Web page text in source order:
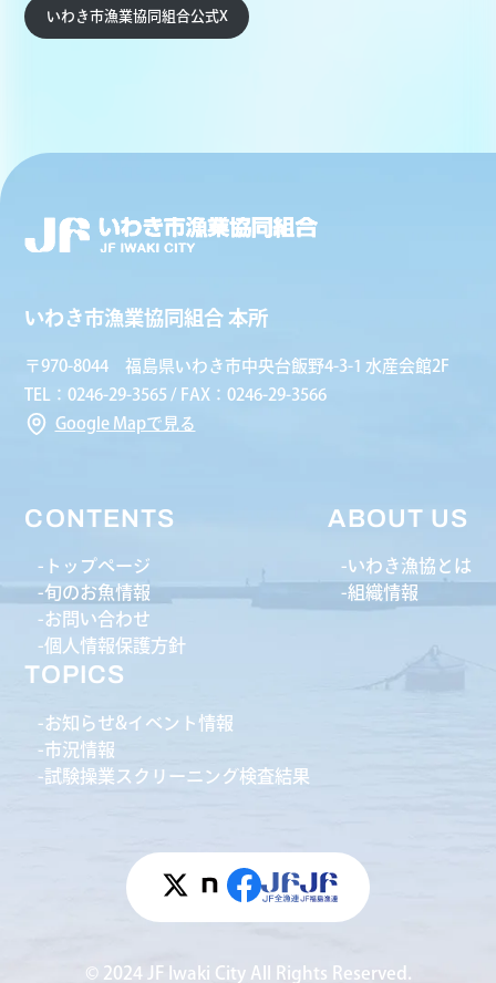
いわき市漁業協同組合公式X
いわき市漁業協同組合 本所
〒970-8044 福島県いわき市中央台飯野4-3-1 水産会館2F
TEL：0246-29-3565 / FAX：0246-29-3566
Google Mapで見る
CONTENTS
トップページ
旬のお魚情報
お問い合わせ
個人情報保護方針
ABOUT US
いわき漁協とは
組織情報
TOPICS
お知らせ&イベント情報
市況情報
試験操業スクリーニング検査結果
© 2024 JF Iwaki City All Rights Reserved.